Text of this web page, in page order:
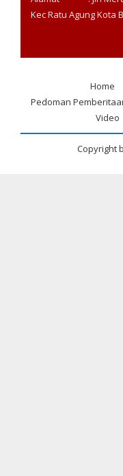
Kec Ratu Agung Kota
Footer
Home
Pedoman
Video
Copyright